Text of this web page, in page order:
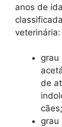
anos de
veterinária:
grau
de
cães;
grau